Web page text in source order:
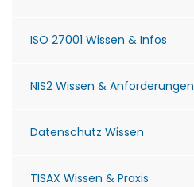
ISO 27001 Wissen & Infos
NIS2 Wissen & Anforderungen
Datenschutz Wissen
TISAX Wissen & Praxis